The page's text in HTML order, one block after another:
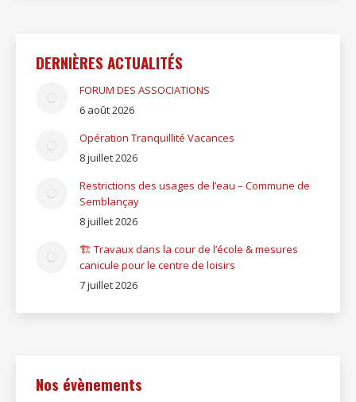
window
DERNIÈRES ACTUALITÉS
FORUM DES ASSOCIATIONS
6 août 2026
Opération Tranquillité Vacances
8 juillet 2026
Restrictions des usages de l’eau – Commune de
Semblançay
8 juillet 2026
🏗️ Travaux dans la cour de l’école & mesures
canicule pour le centre de loisirs
7 juillet 2026
Nos évènements